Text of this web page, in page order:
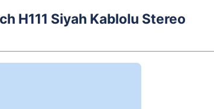
H111 Siyah Kablolu Stereo